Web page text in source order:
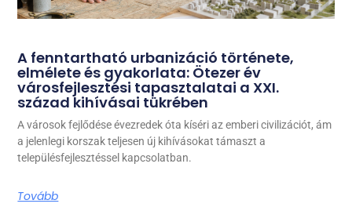
A fenntartható urbanizáció története,
elmélete és gyakorlata: Ötezer év
városfejlesztési tapasztalatai a XXI.
század kihívásai tükrében
A városok fejlődése évezredek óta kíséri az emberi civilizációt, ám
a jelenlegi korszak teljesen új kihívásokat támaszt a
településfejlesztéssel kapcsolatban.
Tovább